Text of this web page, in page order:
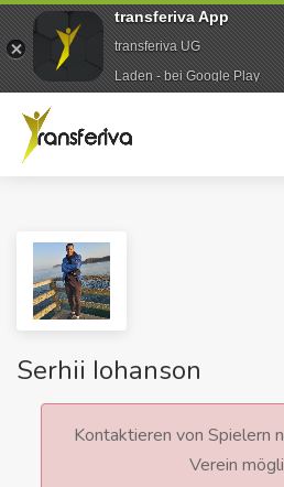
Serhii Iohanson
Kontaktieren von Spielern
Verein
transferiva App
transferiva UG
Laden - bei Google Play